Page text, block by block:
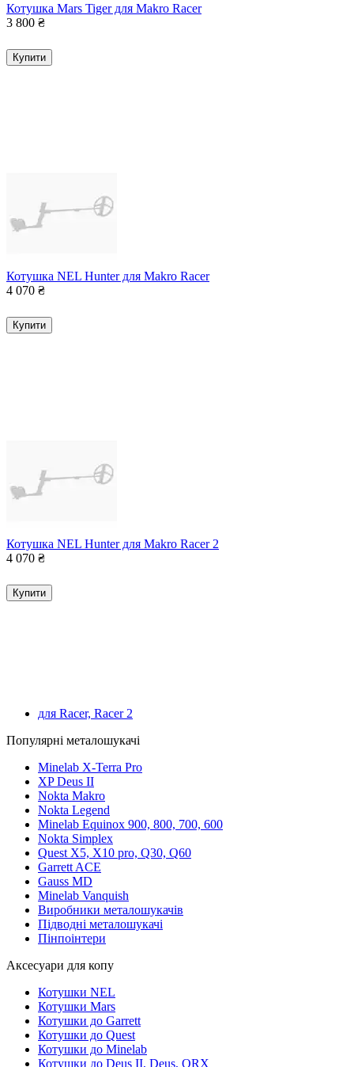
Котушка Mars Tiger для Makro Racer
3 800 ₴
Купити
Котушка NEL Hunter для Makro Racer
4 070 ₴
Купити
Котушка NEL Hunter для Makro Racer 2
4 070 ₴
Купити
для Racer, Racer 2
Популярні металошукачі
Minelab X-Terra Pro
XP Deus II
Nokta Makro
Nokta Legend
Minelab Equinox 900, 800, 700, 600
Nokta Simplex
Quest X5, X10 pro, Q30, Q60
Garrett ACE
Gauss MD
Minelab Vanquish
Виробники металошукачів
Підводні металошукачі
Пінпоінтери
Аксесуари для копу
Котушки NEL
Котушки Mars
Котушки до Garrett
Котушки до Quest
Котушки до Minelab
Котушки до Deus II, Deus, ORX